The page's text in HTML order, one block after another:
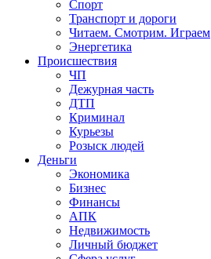
Спорт
Транспорт и дороги
Читаем. Смотрим. Играем
Энергетика
Происшествия
ЧП
Дежурная часть
ДТП
Криминал
Курьезы
Розыск людей
Деньги
Экономика
Бизнес
Финансы
АПК
Недвижимость
Личный бюджет